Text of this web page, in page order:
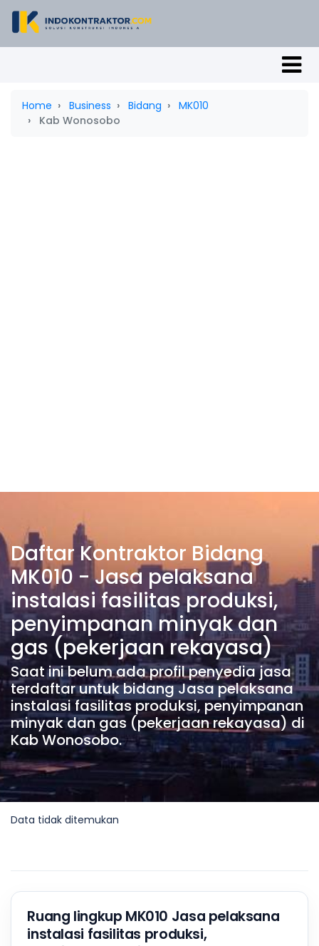
Home Business Bidang
MK010
Kab Wonosobo
Daftar Kontraktor Bidang
MK010 - Jasa pelaksana
instalasi fasilitas produksi,
penyimpanan minyak dan
gas (pekerjaan rekayasa)
Saat ini belum ada profil penyedia jasa
terdaftar untuk bidang Jasa pelaksana
instalasi fasilitas produksi, penyimpanan
minyak dan gas (pekerjaan rekayasa) di
Kab Wonosobo.
Data tidak ditemukan
Ruang lingkup MK010 Jasa pelaksana
instalasi fasilitas produksi,